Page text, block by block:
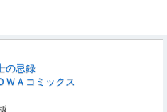
の忌録
ＷＡコミックス